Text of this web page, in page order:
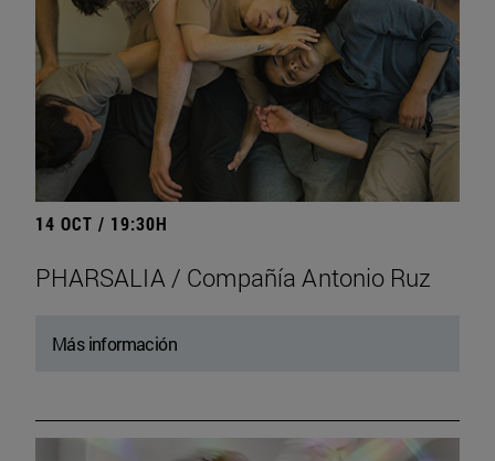
14 OCT / 19:30H
PHARSALIA / Compañía Antonio Ruz
Más información